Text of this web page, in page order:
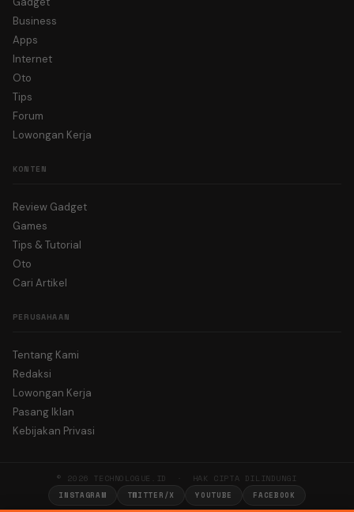
Business
Apps
Internet
Oto
Tips
Forum
Lowongan Kerja
KONTEN
Review Gadget
Games
Tips & Tutorial
Oto
Cari Artikel
PERUSAHAAN
Tentang Kami
Redaksi
Lowongan Kerja
Pasang Iklan
Kebijakan Privasi
© 2026 TECHNOLOGUE.ID · HAK CIPTA DILINDUNGI
INSTAGRAM TWITTER/X YOUTUBE FACEBOOK